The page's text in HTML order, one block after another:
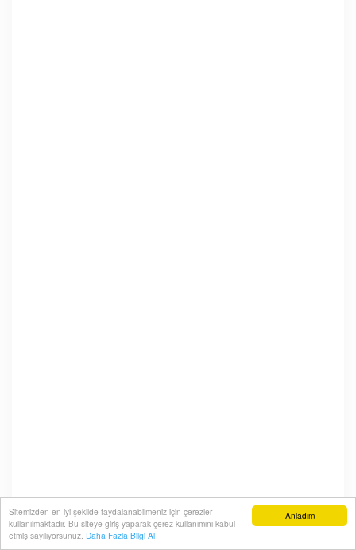
Anladım
Sitemizden en iyi şekilde faydalanabilmeniz için çerezler
kullanılmaktadır. Bu siteye giriş yaparak çerez kullanımını kabul
etmiş sayılıyorsunuz. Daha Fazla Bilgi Al